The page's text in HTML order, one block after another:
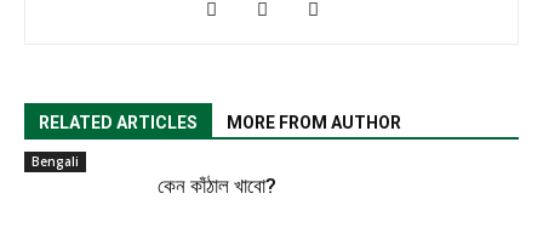
RELATED ARTICLES MORE FROM AUTHOR
Bengali
কেন কাঁঠাল খাবো?